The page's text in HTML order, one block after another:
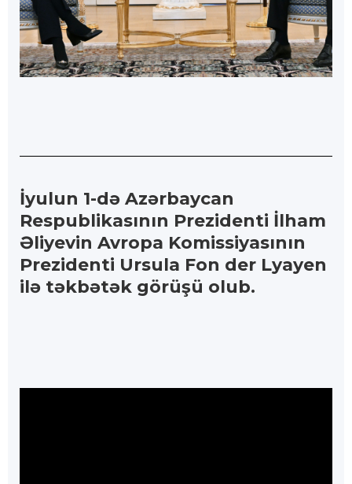
İyulun 1-də Azərbaycan
Respublikasının Prezidenti İlham
Əliyevin Avropa Komissiyasının
Prezidenti Ursula Fon der Lyayen
ilə təkbətək görüşü olub.